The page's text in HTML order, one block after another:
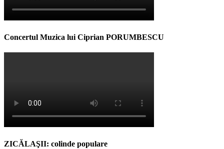
Concertul Muzica lui Ciprian PORUMBESCU
ZICĂLAŞII: colinde populare